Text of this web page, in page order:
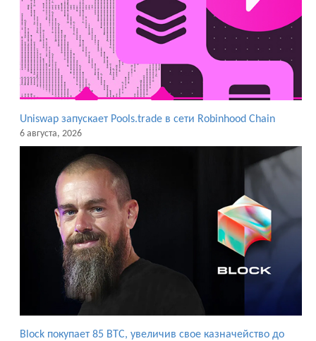
Uniswap запускает Pools.trade в сети Robinhood Chain
6 августа, 2026
Block покупает 85 BTC, увеличив свое казначейство до